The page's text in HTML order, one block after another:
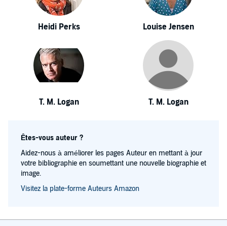
Heidi Perks Louise Jensen
T. M. Logan T. M. Logan
Êtes-vous auteur ?
Aidez-nous à améliorer les pages Auteur en mettant à jour
votre bibliographie en soumettant une nouvelle biographie et
image.
Visitez la plate-forme Auteurs Amazon